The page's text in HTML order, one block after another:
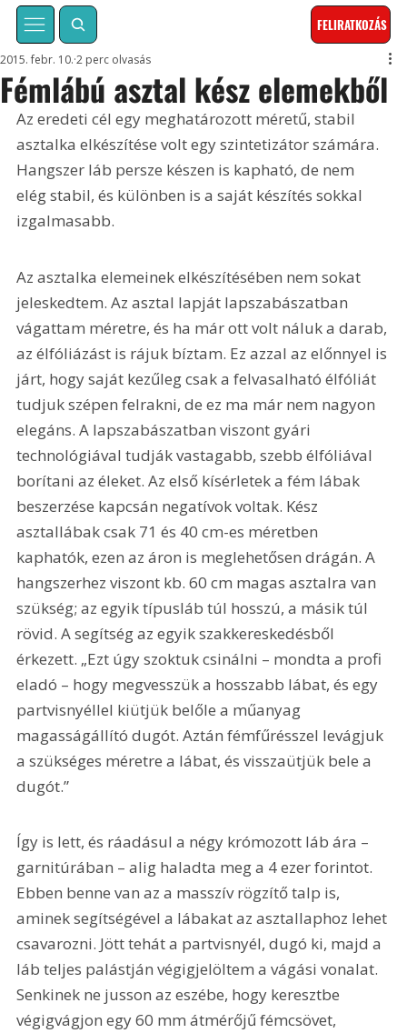
FELIRATKOZÁS
Fémlábú asztal kész elemekből
2015. febr. 10. 2 perc olvasás
Az eredeti cél egy meghatározott méretű, stabil
asztalka elkészítése volt egy szintetizátor számára.
Hangszer láb persze készen is kapható, de nem
elég stabil, és különben is a saját készítés sokkal
izgalmasabb.
Az asztalka elemeinek elkészítésében nem sokat
jeleskedtem. Az asztal lapját lapszabászatban
vágattam méretre, és ha már ott volt náluk a darab,
az élfóliázást is rájuk bíztam. Ez azzal az előnnyel is
járt, hogy saját kezűleg csak a felvasalható élfóliát
tudjuk szépen felrakni, de ez ma már nem nagyon
elegáns. A lapszabászatban viszont gyári
technológiával tudják vastagabb, szebb élfóliával
borítani az éleket. Az első kísérletek a fém lábak
beszerzése kapcsán negatívok voltak. Kész
asztallábak csak 71 és 40 cm-es méretben
kaphatók, ezen az áron is meglehetősen drágán. A
hangszerhez viszont kb. 60 cm magas asztalra van
szükség; az egyik típusláb túl hosszú, a másik túl
rövid. A segítség az egyik szakkereskedésből
érkezett. „Ezt úgy szoktuk csinálni – mondta a profi
eladó – hogy megvesszük a hosszabb lábat, és egy
partvisnyéllel kiütjük belőle a műanyag
magasságállító dugót. Aztán fémfűrésszel levágjuk
a szükséges méretre a lábat, és visszaütjük bele a
dugót.”
Így is lett, és ráadásul a négy krómozott láb ára –
garnitúrában – alig haladta meg a 4 ezer forintot.
Ebben benne van az a masszív rögzítő talp is,
aminek segítségével a lábakat az asztallaphoz lehet
csavarozni. Jött tehát a partvisnyél, dugó ki, majd a
láb teljes palástján végigjelöltem a vágási vonalat.
Senkinek ne jusson az eszébe, hogy keresztbe
végigvágjon egy 60 mm átmérőjű fémcsövet,